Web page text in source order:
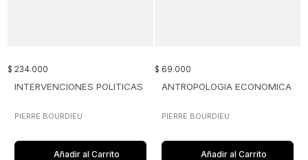
$ 234.000
INTERVENCIONES POLITICAS
PIERRE BOURDIEU
Añadir al Carrito
$ 69.000
ANTROPOLOGIA ECONOMICA
PIERRE BOURDIEU
Añadir al Carrito